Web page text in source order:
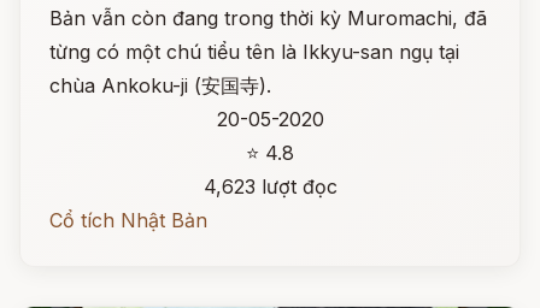
Bản vẫn còn đang trong thời kỳ Muromachi, đã
từng có một chú tiểu tên là Ikkyu-san ngụ tại
chùa Ankoku-ji (安国寺).
20-05-2020
⭐ 4.8
4,623 lượt đọc
Cổ tích Nhật Bản